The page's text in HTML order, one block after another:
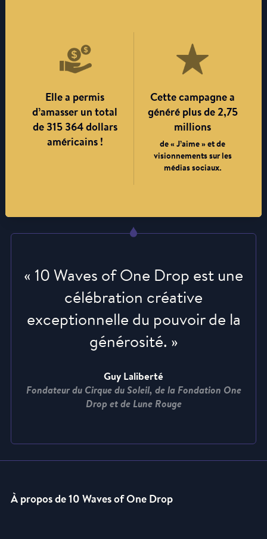
Elle a permis
d’amasser un total
de 315 364 dollars
américains !
Cette campagne a
généré plus de 2,75
millions
de « J’aime » et de
visionnements sur les
médias sociaux.
« 10 Waves of One Drop est une
célébration créative
exceptionnelle du pouvoir de la
générosité. »
Guy Laliberté
Fondateur du Cirque du Soleil, de la Fondation One
Drop et de Lune Rouge
À propos de 10 Waves of One Drop